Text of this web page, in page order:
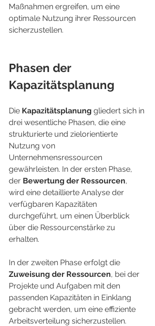
Maßnahmen ergreifen, um eine
optimale Nutzung ihrer Ressourcen
sicherzustellen.
Phasen der
Kapazitätsplanung
Die Kapazitätsplanung gliedert sich in
drei wesentliche Phasen, die eine
strukturierte und zielorientierte
Nutzung von
Unternehmensressourcen
gewährleisten. In der ersten Phase,
der Bewertung der Ressourcen,
wird eine detaillierte Analyse der
verfügbaren Kapazitäten
durchgeführt, um einen Überblick
über die Ressourcenstärke zu
erhalten.
In der zweiten Phase erfolgt die
Zuweisung der Ressourcen, bei der
Projekte und Aufgaben mit den
passenden Kapazitäten in Einklang
gebracht werden, um eine effiziente
Arbeitsverteilung sicherzustellen.